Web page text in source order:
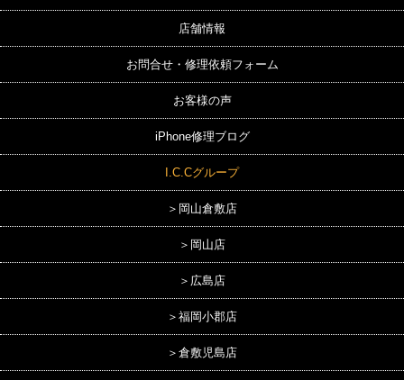
店舗情報
お問合せ・修理依頼フォーム
お客様の声
iPhone修理ブログ
I.C.Cグループ
＞岡山倉敷店
＞岡山店
＞広島店
＞福岡小郡店
＞倉敷児島店